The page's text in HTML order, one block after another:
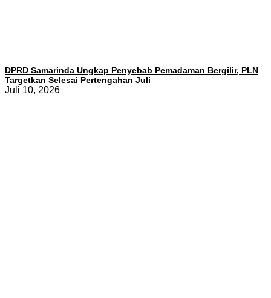
DPRD Samarinda Ungkap Penyebab Pemadaman Bergilir, PLN
Targetkan Selesai Pertengahan Juli
Juli 10, 2026